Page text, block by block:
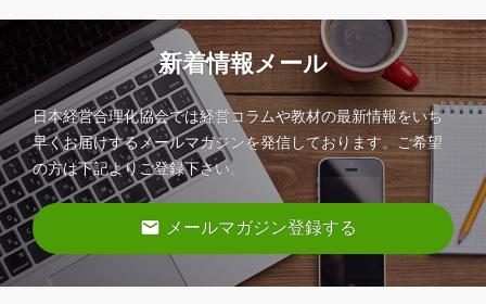
新着情報メール
日本経営合理化協会では経営コラムや教材の最新情報をいち
早くお届けするメールマガジンを発信しております。ご希望
の方は下記よりご登録下さい。
email メールマガジン登録する